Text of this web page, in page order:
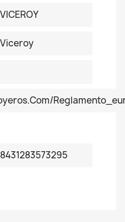
VICEROY
Viceroy
8431283573295